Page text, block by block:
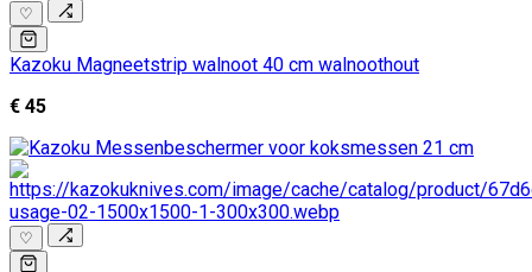
♡
Kazoku Magneetstrip walnoot 40 cm walnoothout
€ 45
♡